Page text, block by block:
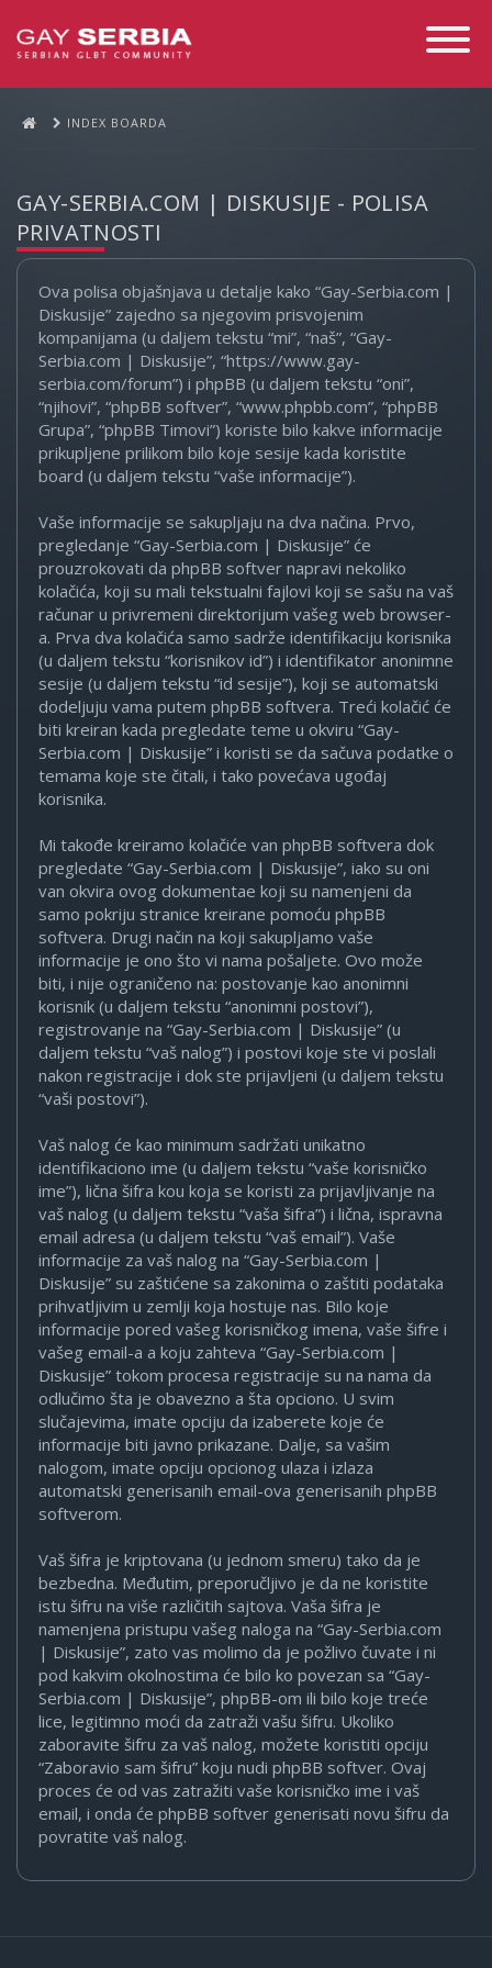
Toggle
INDEX BOARDA
GAY-SERBIA.COM | DISKUSIJE - POLISA
PRIVATNOSTI
Ova polisa objašnjava u detalje kako “Gay-Serbia.com |
Diskusije” zajedno sa njegovim prisvojenim
kompanijama (u daljem tekstu “mi”, “naš”, “Gay-
Serbia.com | Diskusije”, “https://www.gay-
serbia.com/forum”) i phpBB (u daljem tekstu “oni”,
“njihovi”, “phpBB softver”, “www.phpbb.com”, “phpBB
Grupa”, “phpBB Timovi”) koriste bilo kakve informacije
prikupljene prilikom bilo koje sesije kada koristite
board (u daljem tekstu “vaše informacije”).
Vaše informacije se sakupljaju na dva načina. Prvo,
pregledanje “Gay-Serbia.com | Diskusije” će
prouzrokovati da phpBB softver napravi nekoliko
kolačića, koji su mali tekstualni fajlovi koji se sašu na vaš
računar u privremeni direktorijum vašeg web browser-
a. Prva dva kolačića samo sadrže identifikaciju korisnika
(u daljem tekstu “korisnikov id”) i identifikator anonimne
sesije (u daljem tekstu “id sesije”), koji se automatski
dodeljuju vama putem phpBB softvera. Treći kolačić će
biti kreiran kada pregledate teme u okviru “Gay-
Serbia.com | Diskusije” i koristi se da sačuva podatke o
temama koje ste čitali, i tako povećava ugođaj
korisnika.
Mi takođe kreiramo kolačiće van phpBB softvera dok
pregledate “Gay-Serbia.com | Diskusije”, iako su oni
van okvira ovog dokumentae koji su namenjeni da
samo pokriju stranice kreirane pomoću phpBB
softvera. Drugi način na koji sakupljamo vaše
informacije je ono što vi nama pošaljete. Ovo može
biti, i nije ograničeno na: postovanje kao anonimni
korisnik (u daljem tekstu “anonimni postovi”),
registrovanje na “Gay-Serbia.com | Diskusije” (u
daljem tekstu “vaš nalog”) i postovi koje ste vi poslali
nakon registracije i dok ste prijavljeni (u daljem tekstu
“vaši postovi”).
Vaš nalog će kao minimum sadržati unikatno
identifikaciono ime (u daljem tekstu “vaše korisničko
ime”), lična šifra kou koja se koristi za prijavljivanje na
vaš nalog (u daljem tekstu “vaša šifra”) i lična, ispravna
email adresa (u daljem tekstu “vaš email”). Vaše
informacije za vaš nalog na “Gay-Serbia.com |
Diskusije” su zaštićene sa zakonima o zaštiti podataka
prihvatljivim u zemlji koja hostuje nas. Bilo koje
informacije pored vašeg korisničkog imena, vaše šifre i
vašeg email-a a koju zahteva “Gay-Serbia.com |
Diskusije” tokom procesa registracije su na nama da
odlučimo šta je obavezno a šta opciono. U svim
slučajevima, imate opciju da izaberete koje će
informacije biti javno prikazane. Dalje, sa vašim
nalogom, imate opciju opcionog ulaza i izlaza
automatski generisanih email-ova generisanih phpBB
softverom.
Vaš šifra je kriptovana (u jednom smeru) tako da je
bezbedna. Međutim, preporučljivo je da ne koristite
istu šifru na više različitih sajtova. Vaša šifra je
namenjena pristupu vašeg naloga na “Gay-Serbia.com
| Diskusije”, zato vas molimo da je požlivo čuvate i ni
pod kakvim okolnostima će bilo ko povezan sa “Gay-
Serbia.com | Diskusije”, phpBB-om ili bilo koje treće
lice, legitimno moći da zatraži vašu šifru. Ukoliko
zaboravite šifru za vaš nalog, možete koristiti opciju
“Zaboravio sam šifru” koju nudi phpBB softver. Ovaj
proces će od vas zatražiti vaše korisničko ime i vaš
email, i onda će phpBB softver generisati novu šifru da
povratite vaš nalog.